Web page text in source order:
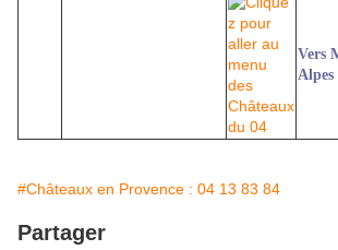
Vers
Alpes
#Châteaux en Provence : 04 13 83 84
Partager